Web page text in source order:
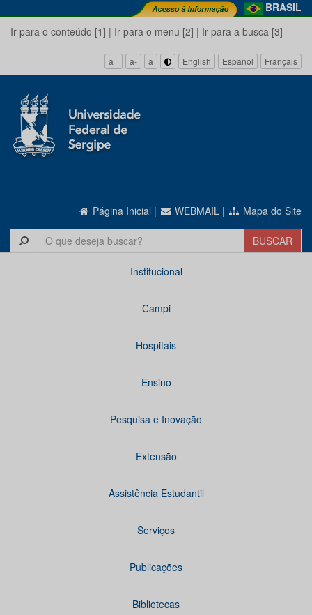
BRASIL
Ir para o conteúdo [1] | Ir para o menu [2] | Ir para a busca [3]
a+ a- a English Español Français
Página Inicial | WEBMAIL | Mapa do Site
Institucional
Campi
Hospitais
Ensino
Pesquisa e Inovação
Extensão
Assistência Estudantil
Serviços
Publicações
Bibliotecas